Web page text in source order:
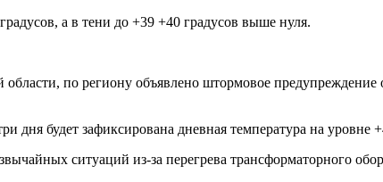
а в тени до +39 +40 градусов выше нуля.
по региону объявлено штормовое
будет зафиксирована дневная температура на уровне
ситуаций из-за перегрева трансформаторного